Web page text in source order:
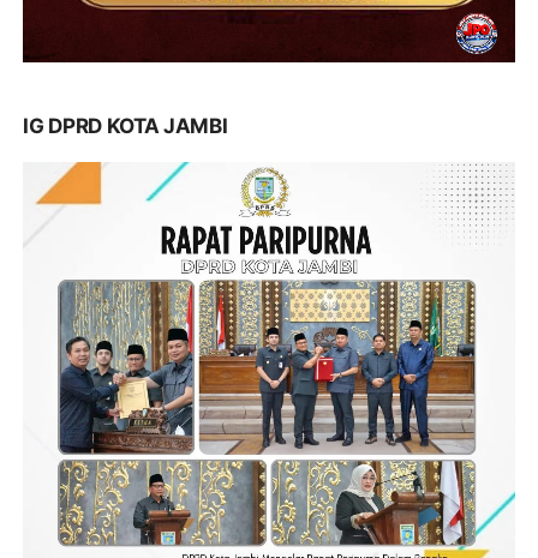
IG DPRD KOTA JAMBI